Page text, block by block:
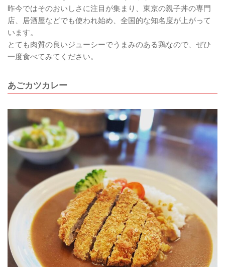
昨今ではそのおいしさに注目が集まり、東京の親子丼の専門
店、居酒屋などでも使われ始め、全国的な知名度が上がって
います。
とても肉質の良いジューシーでうまみのある鶏なので、ぜひ
一度食べてみてください。
あごカツカレー